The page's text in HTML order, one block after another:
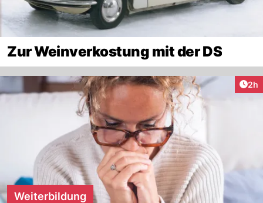
Zur Weinverkostung mit der DS
2h
Weiterbildung